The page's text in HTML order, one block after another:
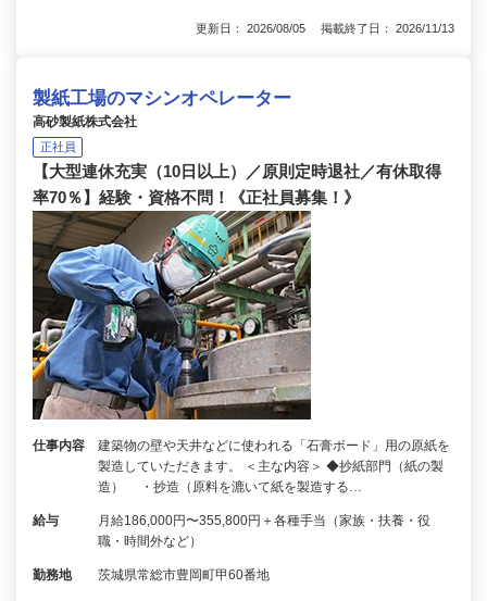
更新日： 2026/08/05 掲載終了日： 2026/11/13
製紙工場のマシンオペレーター
高砂製紙株式会社
正社員
【大型連休充実（10日以上）／原則定時退社／有休取得
率70％】経験・資格不問！《正社員募集！》
仕事内容
建築物の壁や天井などに使われる「石膏ボード」用の原紙を
製造していただきます。 ＜主な内容＞ ◆抄紙部門（紙の製
造） ・抄造（原料を漉いて紙を製造する…
給与
月給186,000円〜355,800円＋各種手当（家族・扶養・役
職・時間外など）
勤務地 茨城県常総市豊岡町甲60番地